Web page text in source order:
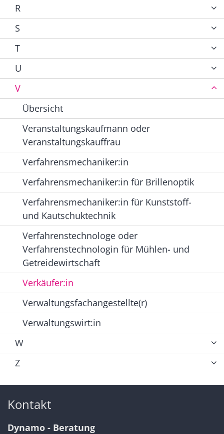
R
S
T
U
V
Übersicht
Veranstaltungskaufmann oder
Veranstaltungskauffrau
Verfahrensmechaniker:in
Verfahrensmechaniker:in für Brillenoptik
Verfahrensmechaniker:in für Kunststoff-
und Kautschuktechnik
Verfahrenstechnologe oder
Verfahrenstechnologin für Mühlen- und
Getreidewirtschaft
Verkäufer:in
Verwaltungsfachangestellte(r)
Verwaltungswirt:in
W
Z
Kontakt
Dynamo - Beratung